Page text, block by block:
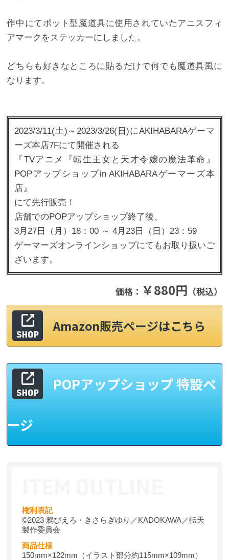
作中にてポット型魔道具に使用されていたアニスフィ
アマークをステッカーにしました。
どちらも好きなところに貼るだけで何でも魔道具風に
なります。
2023/3/11(土)～2023/3/26(日)にAKIHABARAゲーマ
ーズ本店7Fにて開催される
『TVアニメ『転生王女と天才令嬢の魔法革命』
POPアップショップin AKIHABARAゲーマーズ本
店』
にて先行販売！
店舗でのPOPアップショップ終了後、
3月27日（月）18：00 ～ 4月23日（日）23：59
ゲーマーズオンラインショップにてもお取り扱いご
ざいます。
価格： ￥880円 （税込）
Amazon販売ページはこちら
POPアップショップ 特設ペ
ージ
権利表記
©2023 鴉ぴえろ・きさらぎゆり／KADOKAWA／転天
製作委員会
商品仕様
150mm×122mm（イラスト部分約115mm×109mm）